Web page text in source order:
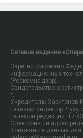
Сетевое издание
Зарегистрировано
информационных
(Роскомнадзор).
Свидетельство о
г.
Учредитель: Харитонов
Главный редактор:
Телефон редакции: +7-
Электронный адрес
Контактные данные для